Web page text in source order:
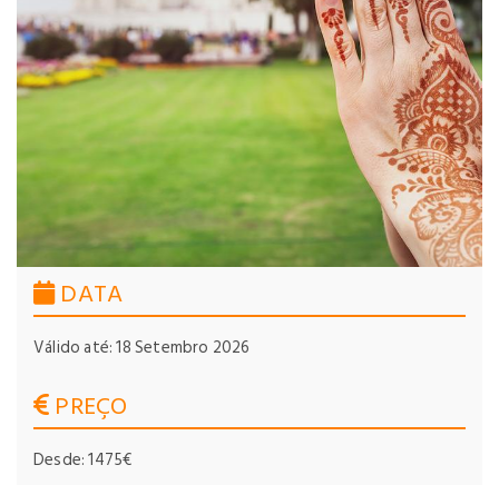
DATA
Válido até: 18 Setembro 2026
PREÇO
Desde: 1475€